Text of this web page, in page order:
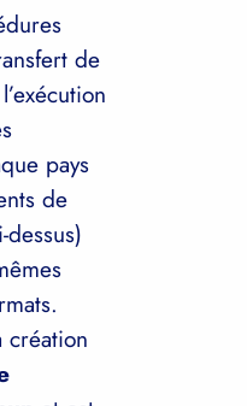
de
pays
de
création